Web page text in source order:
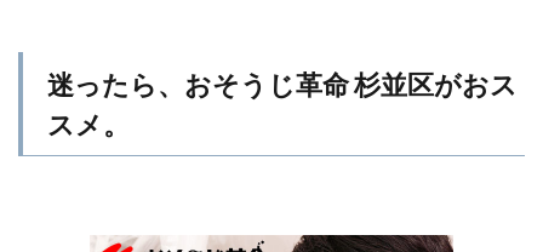
迷ったら、おそうじ革命 杉並区がおス
スメ。